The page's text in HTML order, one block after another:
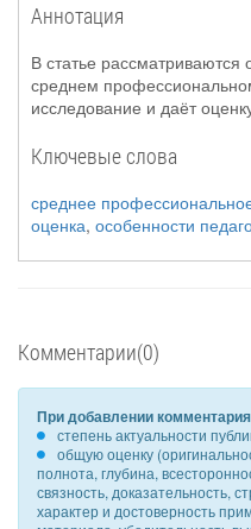
Аннотация
В статье рассматриваются
среднем
исследование и даёт
Ключевые слова
среднее
оценка, особенности
Комментарии(0)
При добавлении
степень актуальности
общую оценку
полнота, глубина,
связность, доказательность,
характер и достоверность